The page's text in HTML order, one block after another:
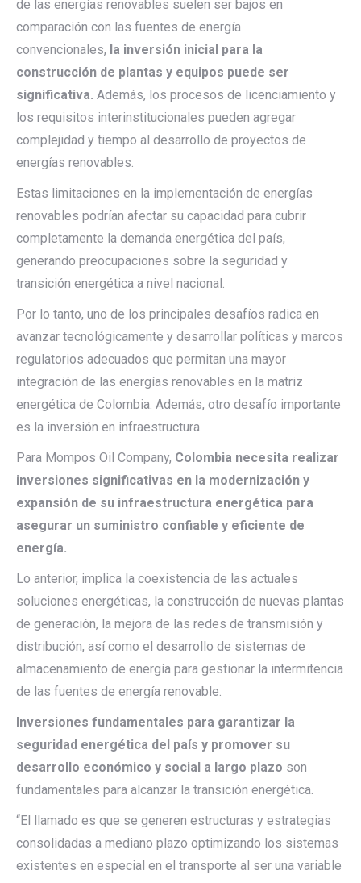
de las energías renovables suelen ser bajos en
comparación con las fuentes de energía
convencionales, la inversión inicial para la
construcción de plantas y equipos puede ser
significativa. Además, los procesos de licenciamiento y
los requisitos interinstitucionales pueden agregar
complejidad y tiempo al desarrollo de proyectos de
energías renovables.
Estas limitaciones en la implementación de energías
renovables podrían afectar su capacidad para cubrir
completamente la demanda energética del país,
generando preocupaciones sobre la seguridad y
transición energética a nivel nacional.
Por lo tanto, uno de los principales desafíos radica en
avanzar tecnológicamente y desarrollar políticas y marcos
regulatorios adecuados que permitan una mayor
integración de las energías renovables en la matriz
energética de Colombia. Además, otro desafío importante
es la inversión en infraestructura.
Para Mompos Oil Company, Colombia necesita realizar
inversiones significativas en la modernización y
expansión de su infraestructura energética para
asegurar un suministro confiable y eficiente de
energía.
Lo anterior, implica la coexistencia de las actuales
soluciones energéticas, la construcción de nuevas plantas
de generación, la mejora de las redes de transmisión y
distribución, así como el desarrollo de sistemas de
almacenamiento de energía para gestionar la intermitencia
de las fuentes de energía renovable.
Inversiones fundamentales para garantizar la
seguridad energética del país y promover su
desarrollo económico y social a largo plazo son
fundamentales para alcanzar la transición energética.
“El llamado es que se generen estructuras y estrategias
consolidadas a mediano plazo optimizando los sistemas
existentes en especial en el transporte al ser una variable